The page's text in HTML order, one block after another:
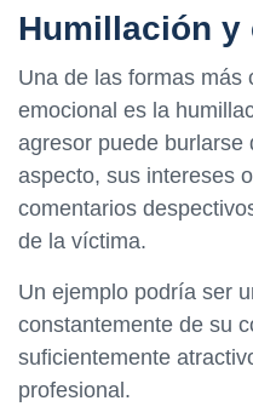
Humillación
Una de las formas más
emocional es la
agresor puede burlarse
aspecto, sus intereses
comentarios
de la víctima.
Un ejemplo podría ser
constantemente de su
suficientemente
profesional.